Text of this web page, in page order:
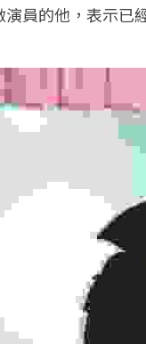
員的他，表示已